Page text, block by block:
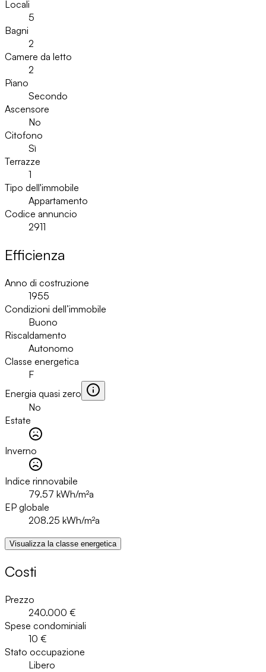
Locali
5
Bagni
2
Camere da letto
2
Piano
Secondo
Ascensore
No
Citofono
Sì
Terrazze
1
Tipo dell'immobile
Appartamento
Codice annuncio
2911
Efficienza
Anno di costruzione
1955
Condizioni dell’immobile
Buono
Riscaldamento
Autonomo
Classe energetica
F
Energia quasi zero
No
Estate
Inverno
Indice rinnovabile
79.57 kWh/m²a
EP globale
208.25 kWh/m²a
Visualizza la classe energetica
Costi
Prezzo
240.000 €
Spese condominiali
10 €
Stato occupazione
Libero